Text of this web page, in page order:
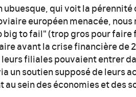
qui voit la pérennité
européen menacée,
big to fail" (trop gros pour
avant la crise financière de
filiales pouvaient entrer
un soutien supposé de leurs
au sein des économies et des